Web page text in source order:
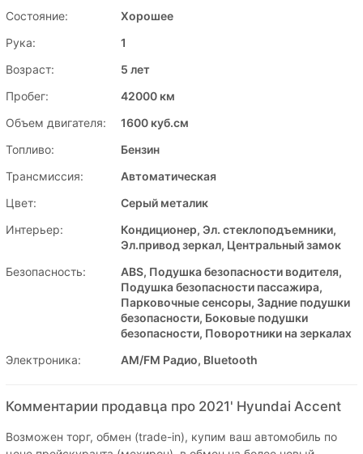
Состояние:
Хорошее
Рука:
1
Возраст:
5 лет
Пробег:
42000 км
Объем двигателя:
1600 куб.см
Топливо:
Бензин
Трансмиссия:
Автоматическая
Цвет:
Серый металик
Интерьер:
Кондиционер, Эл. стеклоподъемники,
Эл.привод зеркал, Центральный замок
Безопасность:
ABS, Подушка безопасности водителя,
Подушка безопасности пассажира,
Парковочные сенсоры, Задние подушки
безопасности, Боковые подушки
безопасности, Поворотники на зеркалах
Электроника:
AM/FM Радио, Bluetooth
Комментарии продавца про 2021' Hyundai Accent
Возможен торг, обмен (tradе-in), купим ваш автомобиль по